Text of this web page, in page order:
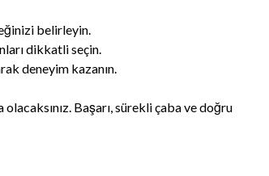
belirleyin.
dikkatli seçin.
deneyim kazanın.
Başarı, sürekli çaba ve doğru